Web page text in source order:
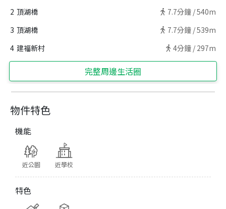
物件特色
機能
近公園 近學校
特色
2 頂湖橋 7.7分鐘 /540m
3 頂湖橋 7.7分鐘 /539m
4 建福新村 4分鐘 / 297m
完整周邊生活圈